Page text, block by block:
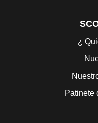
¿
Patinete